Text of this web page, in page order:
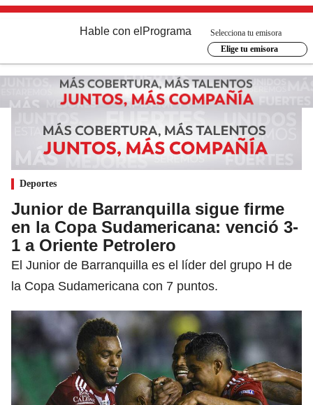
Hable con el Programa
Selecciona tu emisora
Elige tu emisora
Deportes
Junior de Barranquilla sigue firme
en la Copa Sudamericana: venció 3-
1 a Oriente Petrolero
El Junior de Barranquilla es el líder del grupo H de
la Copa Sudamericana con 7 puntos.